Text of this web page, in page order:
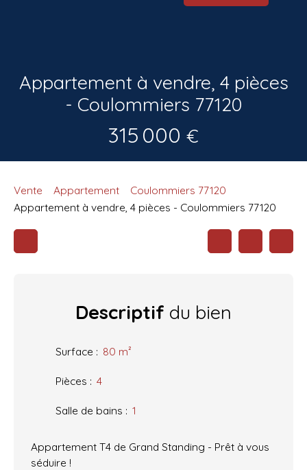
Appartement à vendre, 4 pièces
- Coulommiers 77120
315 000 €
Vente Appartement
Coulommiers 77120
Appartement à vendre, 4 pièces - Coulommiers 77120
Descriptif du bien
Surface : 80 m²
Pièces : 4
Salle de bains : 1
Appartement T4 de Grand Standing - Prêt à vous
séduire !